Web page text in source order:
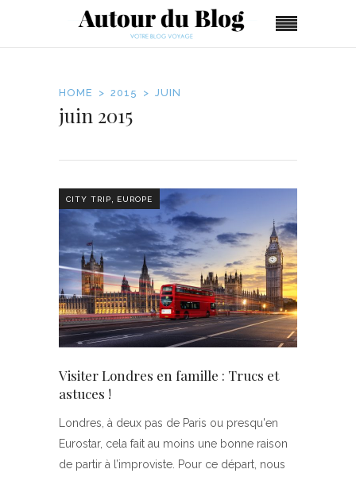
HOME 2015 JUIN
juin 2015
CITY TRIP EUROPE
Visiter Londres en famille : Trucs et
astuces !
Londres, à deux pas de Paris ou presqu'en
Eurostar, cela fait au moins une bonne raison
de partir à l’improviste. Pour ce départ, nous